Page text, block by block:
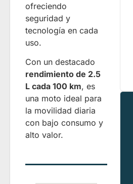
ofreciendo
seguridad y
tecnología en cada
uso.
Con un destacado
rendimiento de 2.5
L cada 100 km, es
una moto ideal para
la movilidad diaria
con bajo consumo y
alto valor.